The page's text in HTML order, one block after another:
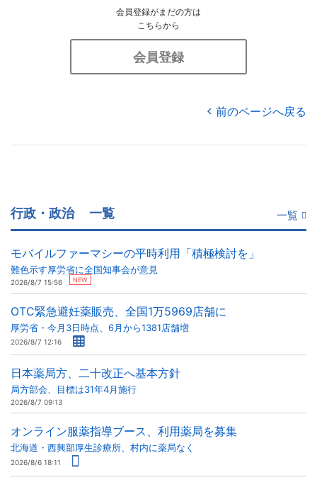
会員登録がまだの方は
こちらから
会員登録
前のページへ戻る
行政・政治 一覧 一覧
モバイルファーマシーの平時利用「積極検討を」
難色示す厚労省に全国知事会が意見
2026/8/7 15:56 NEW
OTC緊急避妊薬販売、全国1万5969店舗に
厚労省・今月3日時点、6月から1381店舗増
2026/8/7 12:16
日本薬局方、二十改正へ基本方針
局方部会、目標は31年4月施行
2026/8/7 09:13
オンライン服薬指導ブース、利用薬局を募集
北海道・西興部厚生診療所、村内に薬局なく
2026/8/6 18:11